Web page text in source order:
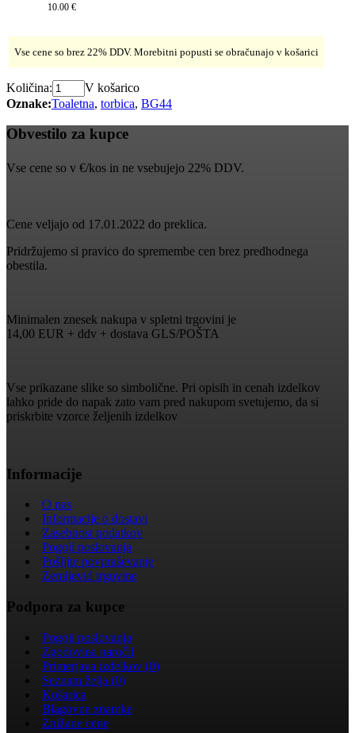
10.00 €
Vse cene so brez 22% DDV. Morebitni popusti se obračunajo v košarici
Količina:
V košarico
Oznake:Toaletna, torbica, BG44
Obvestilo za kupce
Vse cene so v €/kos in ne vsebujejo 22% DDV.
Cene veljajo od 17.01.2022 do preklica.
Pridržujemo si pravico do spremembe cen brez predhodnega
obestila.
Minimalen znesek nakupa v spletni trgovini je
14,00 EUR + ddv + dostava GLS/POŠTA
Vse prikazane slike so simbolične. Pri opisih in cenah izdelkov
lahko pride do napak zato vam pred nakupom svetujemo, da si
priskrbite vzorce željenih izdelkov
Informacije
O nas
Informacije o dostavi
Zasebnost podatkov
Pogoji poslovanja
Pošljite povpraševanje
Zemljevid trgovine
Podpora za kupce
Pogoji poslovanja
Zgodovina naročil
Primerjava izdelkov (0)
Seznam želja (0)
Košarica
Blagovne znamke
Znižane cene